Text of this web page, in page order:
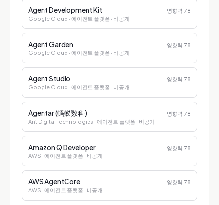
Agent Development Kit 영향력 78
Google Cloud · 에이전트 플랫폼 · 비공개
Agent Garden 영향력 78
Google Cloud · 에이전트 플랫폼 · 비공개
Agent Studio 영향력 78
Google Cloud · 에이전트 플랫폼 · 비공개
Agentar (蚂蚁数科) 영향력 78
Ant Digital Technologies · 에이전트 플랫폼 · 비공개
Amazon Q Developer 영향력 78
AWS · 에이전트 플랫폼 · 비공개
AWS AgentCore 영향력 78
AWS · 에이전트 플랫폼 · 비공개